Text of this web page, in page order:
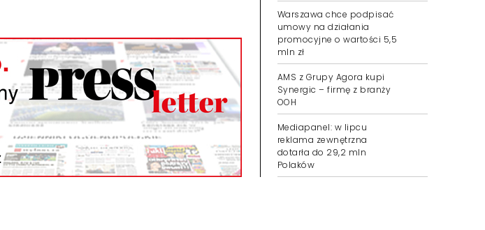
Warszawa chce podpisać
umowy na działania
promocyjne o wartości 5,5
mln zł
AMS z Grupy Agora kupi
Synergic – firmę z branży
OOH
Mediapanel: w lipcu
reklama zewnętrzna
dotarła do 29,2 mln
Polaków